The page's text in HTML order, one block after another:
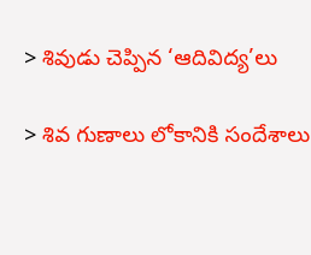
> శివుడు చెప్పిన ‘ఆదివిద్య’లు
> శివ గుణాలు లోకానికి సందేశాలు